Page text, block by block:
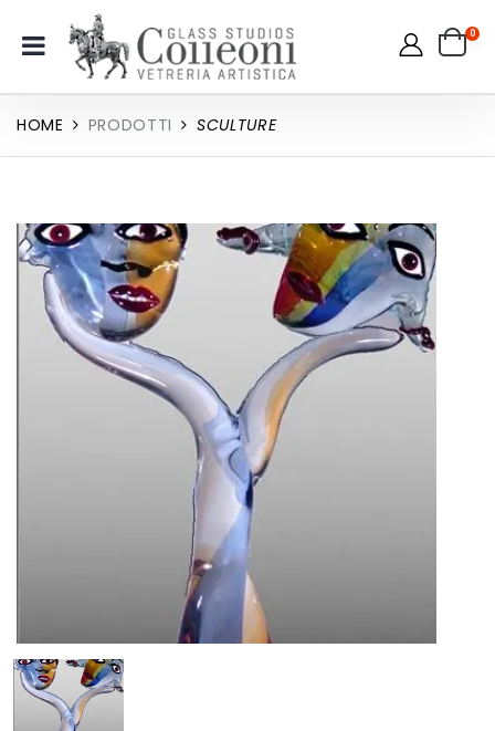
0
HOME PRODOTTI SCULTURE